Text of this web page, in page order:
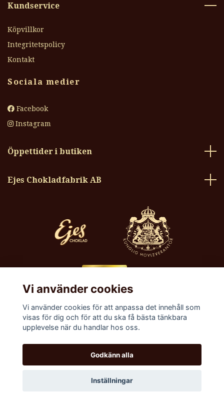
Kundservice
Köpvillkor
Integritetspolicy
Kontakt
Sociala medier
Facebook
Instagram
Öppettider i butiken
Ejes Chokladfabrik AB
© 2026 Ejes Choklad – Köp handgjorda praliner här
Vi använder cookies
Vi använder cookies för att anpassa det innehåll som
visas för dig och för att du ska få bästa tänkbara
upplevelse när du handlar hos oss.
Godkänn alla
Inställningar